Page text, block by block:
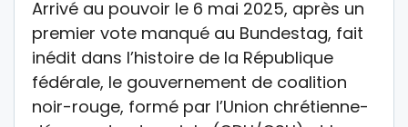
Arrivé au pouvoir le 6 mai 2025, après un
premier vote manqué au Bundestag, fait
inédit dans l’histoire de la République
fédérale, le gouvernement de coalition
noir-rouge, formé par l’Union chrétienne-